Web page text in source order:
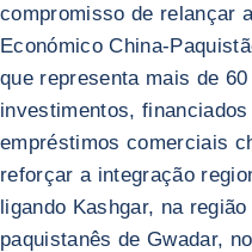
compromisso de relançar
Económico China-
que representa mais de
investimentos,
empréstimos comerciais
reforçar a integração
ligando Kashgar, na
paquistanês de Gwadar,